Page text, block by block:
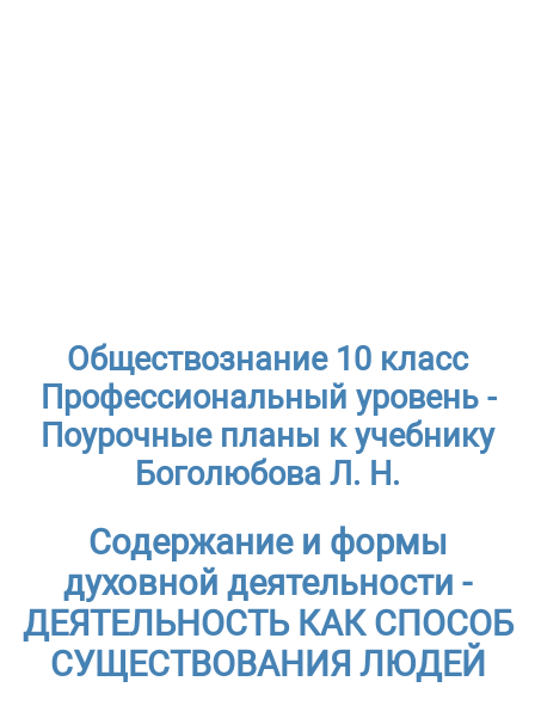
Обществознание 10 класс
Профессиональный уровень -
Поурочные планы к учебнику
Боголюбова Л. Н.
Содержание и формы
духовной деятельности -
ДЕЯТЕЛЬНОСТЬ КАК СПОСОБ
СУЩЕСТВОВАНИЯ ЛЮДЕЙ